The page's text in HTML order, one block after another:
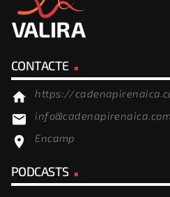
CONTACTE
home https://
email info@cadenapirenaica.com
location_on Encamp
PODCASTS